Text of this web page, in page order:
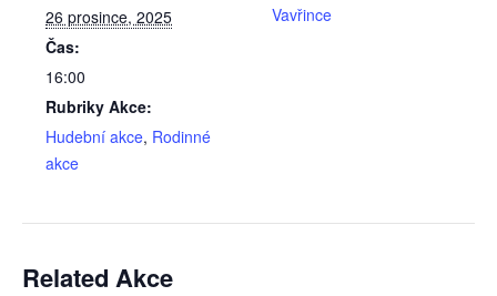
26 prosince, 2025
Čas:
16:00
Rubriky Akce:
Hudební akce, Rodinné
akce
Vavřince
Related Akce